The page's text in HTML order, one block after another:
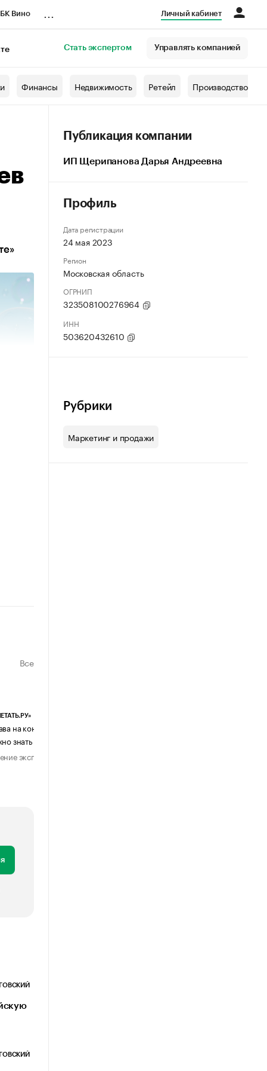
Вино Личный кабинет
Стать экспертом Управлять компанией
Финансы Недвижимость Ретейл Производство
Все
на контент, созданный ИИ: что
знать бизнесу
эксперта
Публикация компании
ИП Щерипанова Дарья Андреевна
Профиль
Дата регистрации
24 мая 2023
Регион
Московская область
ОГРНИП
323508100276964
ИНН
503620432610
Рубрики
Маркетинг и продажи